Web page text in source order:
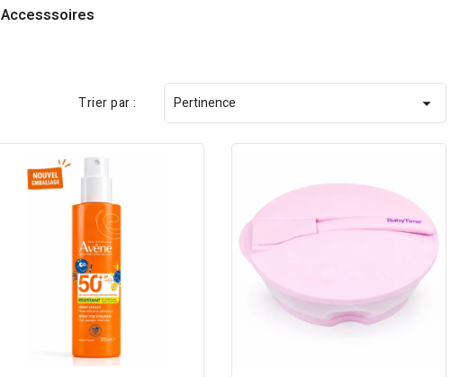
Accesssoires
Trier par : Pertinence 